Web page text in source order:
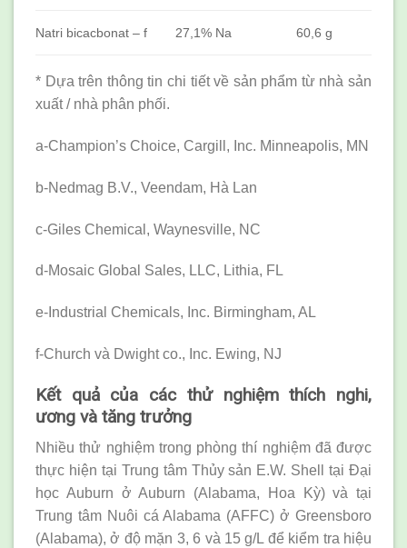
Natri bicacbonat – f 27,1% Na 60,6 g
* Dựa trên thông tin chi tiết về sản phẩm từ nhà sản
xuất / nhà phân phối.
a-Champion’s Choice, Cargill, Inc. Minneapolis, MN
b-Nedmag B.V., Veendam, Hà Lan
c-Giles Chemical, Waynesville, NC
d-Mosaic Global Sales, LLC, Lithia, FL
e-Industrial Chemicals, Inc. Birmingham, AL
f-Church và Dwight co., Inc. Ewing, NJ
Kết quả của các thử nghiệm thích nghi,
ương và tăng trưởng
Nhiều thử nghiệm trong phòng thí nghiệm đã được
thực hiện tại Trung tâm Thủy sản E.W. Shell tại Đại
học Auburn ở Auburn (Alabama, Hoa Kỳ) và tại
Trung tâm Nuôi cá Alabama (AFFC) ở Greensboro
(Alabama), ở độ mặn 3, 6 và 15 g/L để kiểm tra hiệu